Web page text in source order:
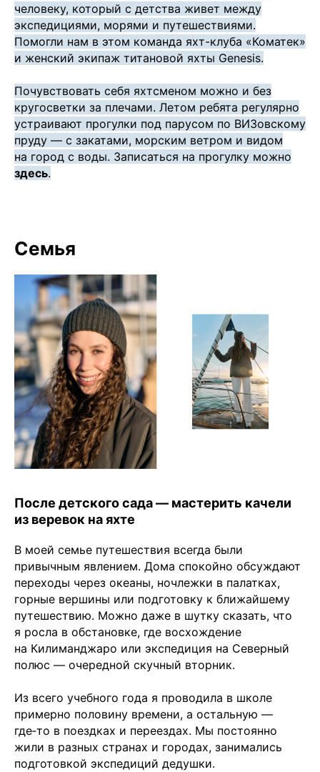
человеку, который с детства живет между
экспедициями, морями и путешествиями.
Помогли нам в этом команда яхт-клуба «Коматек»
и женский экипаж титановой яхты Genesis.
Почувствовать себя яхтсменом можно и без
кругосветки за плечами. Летом ребята регулярно
устраивают прогулки под парусом по ВИЗовскому
пруду — с закатами, морским ветром и видом
на город с воды. Записаться на прогулку можно
здесь.
Семья
После детского сада — мастерить качели
из веревок на яхте
В моей семье путешествия всегда были
привычным явлением. Дома спокойно обсуждают
переходы через океаны, ночлежки в палатках,
горные вершины или подготовку к ближайшему
путешествию. Можно даже в шутку сказать, что
я росла в обстановке, где восхождение
на Килиманджаро или экспедиция на Северный
полюс — очередной скучный вторник.
Из всего учебного года я проводила в школе
примерно половину времени, а остальную —
где‑то в поездках и переездах. Мы постоянно
жили в разных странах и городах, занимались
подготовкой экспедиций дедушки.